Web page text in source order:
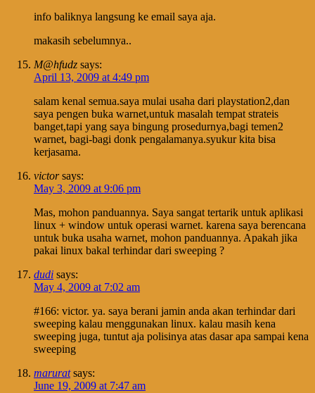
info baliknya langsung ke email saya aja.
makasih sebelumnya..
M@hfudz says:
April 13, 2009 at 4:49 pm
salam kenal semua.saya mulai usaha dari playstation2,dan
saya pengen buka warnet,untuk masalah tempat strateis
banget,tapi yang saya bingung prosedurnya,bagi temen2
warnet, bagi-bagi donk pengalamanya.syukur kita bisa
kerjasama.
victor says:
May 3, 2009 at 9:06 pm
Mas, mohon panduannya. Saya sangat tertarik untuk aplikasi
linux + window untuk operasi warnet. karena saya berencana
untuk buka usaha warnet, mohon panduannya. Apakah jika
pakai linux bakal terhindar dari sweeping ?
dudi says:
May 4, 2009 at 7:02 am
#166: victor. ya. saya berani jamin anda akan terhindar dari
sweeping kalau menggunakan linux. kalau masih kena
sweeping juga, tuntut aja polisinya atas dasar apa sampai kena
sweeping
marurat says:
June 19, 2009 at 7:47 am